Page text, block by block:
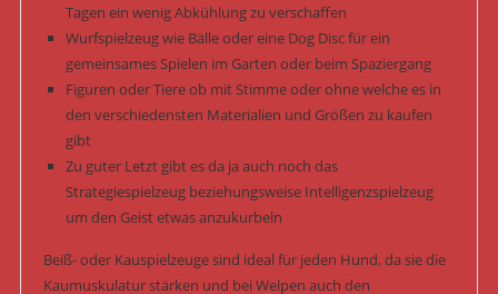
Tagen ein wenig Abkühlung zu verschaffen
Wurfspielzeug wie Bälle oder eine Dog Disc für ein
gemeinsames Spielen im Garten oder beim Spaziergang
Figuren oder Tiere ob mit Stimme oder ohne welche es in
den verschiedensten Materialien und Größen zu kaufen
gibt
Zu guter Letzt gibt es da ja auch noch das
Strategiespielzeug beziehungsweise Intelligenzspielzeug
um den Geist etwas anzukurbeln
Beiß- oder Kauspielzeuge sind ideal für jeden Hund, da sie die
Kaumuskulatur stärken und bei Welpen auch den